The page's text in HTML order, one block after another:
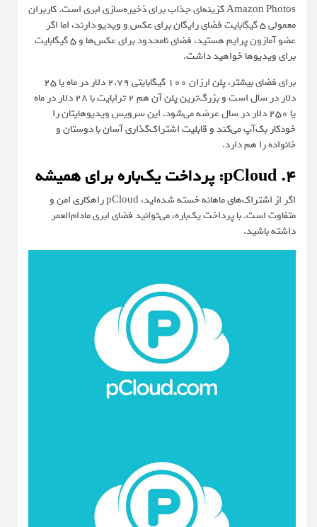
Amazon Photos گزینه‌ای جذاب برای ذخیره‌سازی ابری است. کاربران
معمولی ۵ گیگابایت فضای رایگان برای عکس و ویدیو دارند، اما اگر
عضو آمازون پرایم هستید، فضای نامحدود برای عکس‌ها و ۵ گیگابایت
برای ویدیوها خواهید داشت.
برای فضای بیشتر، پلن ارزان ۱۰۰ گیگابایتی ۲.۷۹ دلار در ماه یا ۲۵
دلار در سال است و بزرگ‌ترین پلن آن هم ۲ ترابایت با ۲۸ دلار در ماه
یا ۲۵۰ دلار در سال عرضه می‌شود. این سرویس ویدیوهایتان را
خودکار بک‌آپ می‌کند و قابلیت اشتراک‌گذاری آسان با دوستان و
خانواده را هم دارد.
اگر از اشتراک‌های ماهانه خسته شده‌اید، pCloud راهکاری امن و
متفاوت است. با پرداخت یک‌باره، می‌توانید فضای ابری مادام‌العمر
داشته باشید.